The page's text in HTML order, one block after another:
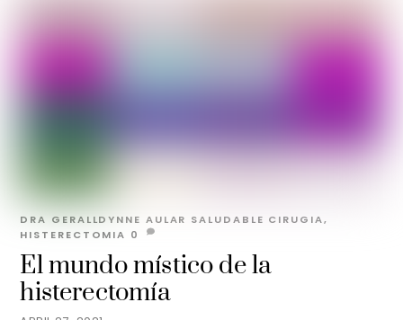
El mundo místico de la
histerectomía
DRA GERALLDYNNE AULAR SALUDABLE CIRUGIA,
HISTERECTOMIA 0